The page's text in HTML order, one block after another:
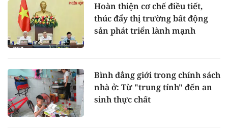
Hoàn thiện cơ chế điều tiết,
thúc đẩy thị trường bất động
sản phát triển lành mạnh
Bình đẳng giới trong chính sách
nhà ở: Từ "trung tính" đến an
sinh thực chất